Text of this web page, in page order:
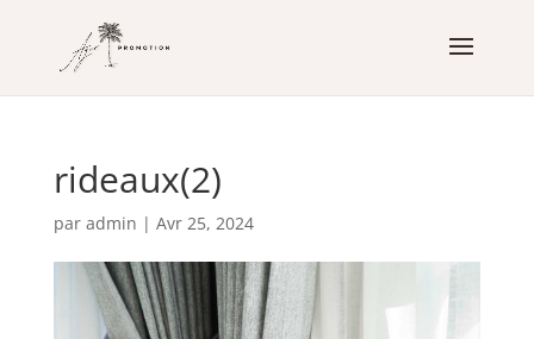
rideaux(2)
par admin | Avr 25, 2024